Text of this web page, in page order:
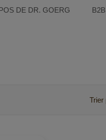
DE DR. GOERG B2B
Trier